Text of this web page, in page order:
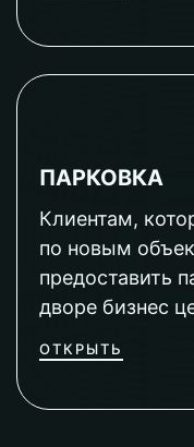
ПАРКОВКА
Клиентам,
по новым
предоставить
дворе бизнес
ОТКРЫТЬ